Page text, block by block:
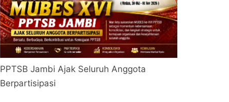
PPTSB Jambi Ajak Seluruh Anggota
Berpartisipasi